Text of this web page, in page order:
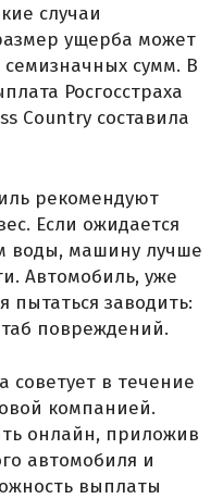
случаи
ущерба может
сумм. В
Росгосстраха
Country составила
рекомендуют
Если ожидается
воды, машину лучше
Автомобиль, уже
пытаться заводить:
повреждений.
советует в течение
компанией.
онлайн, приложив
автомобиля и
выплаты